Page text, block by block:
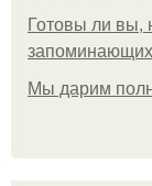
Готовы ли вы,
Мы дарим